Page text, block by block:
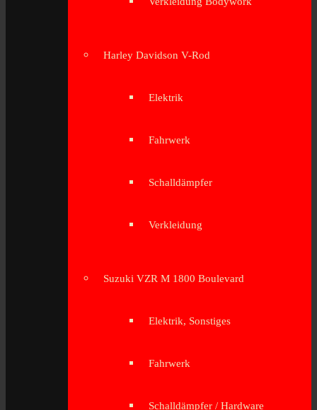
Harley Davidson V-Rod
Elektrik
Fahrwerk
Schalldämpfer
Verkleidung
Suzuki VZR M 1800 Boulevard
Elektrik, Sonstiges
Fahrwerk
Schalldämpfer / Hardware